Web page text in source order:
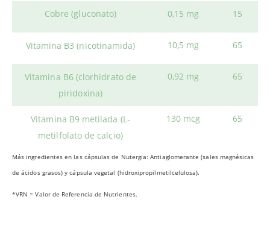
Cobre (gluconato) 0,15 mg 15
Vitamina B3 (nicotinamida) 10,5 mg 65
Vitamina B6 (clorhidrato de
piridoxina)
0,92 mg 65
Vitamina B9 metilada (L-
metilfolato de calcio)
130 mcg 65
Más ingredientes en las cápsulas de Nutergia: Antiaglomerante (sales magnésicas
de ácidos grasos) y cápsula vegetal (hidroxipropilmetilcelulosa).
*VRN = Valor de Referencia de Nutrientes.